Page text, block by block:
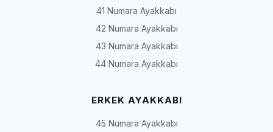
Olası kullanım
günlük kombinler
41 Numara Ayakkabı
42 Numara Ayakkabı
43 Numara Ayakkabı
44 Numara Ayakkabı
ERKEK AYAKKABI
45 Numara Ayakkabı